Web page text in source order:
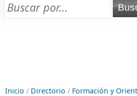
Chuletas para exámenes
Inicio / Directorio / Formación y